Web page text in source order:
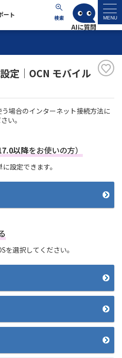
ート 検索 MENU
サポートサイトの使い方
さ
工事・故障情報通知
定｜OCN モバイル
場合のインターネット接続方法に
い。
以降をお使いの方）
設定できます。
選択してください。